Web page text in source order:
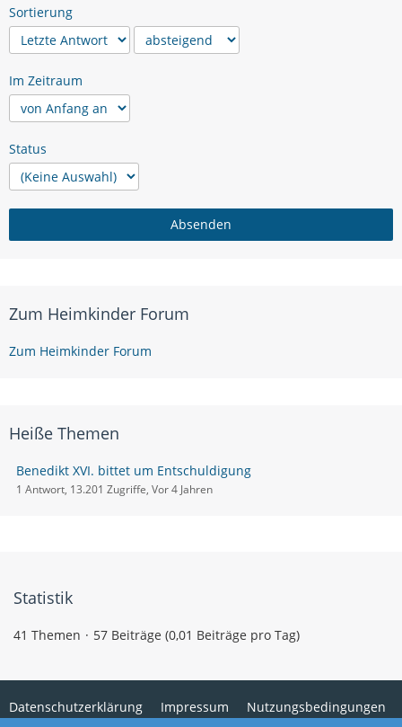
Sortierung
Im Zeitraum
Status
Zum Heimkinder Forum
Zum Heimkinder Forum
Heiße Themen
Benedikt XVI. bittet um Entschuldigung
1 Antwort, 13.201 Zugriffe, Vor 4 Jahren
Statistik
41 Themen 57 Beiträge (0,01 Beiträge pro Tag)
Datenschutzerklärung Impressum
Nutzungsbedingungen